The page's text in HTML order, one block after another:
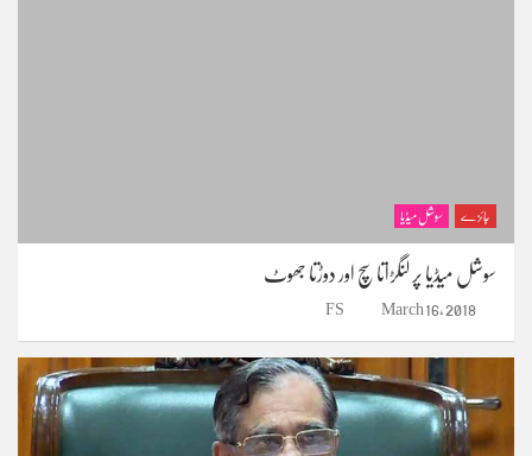
جائزے سوشل میڈیا
سوشل میڈیا پر لنگڑاتا سچ اور دوڑتا جھوٹ
March 16, 2018
FS